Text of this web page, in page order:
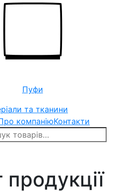
Пуфи
та тканини
компаніюКонтакти
продукції